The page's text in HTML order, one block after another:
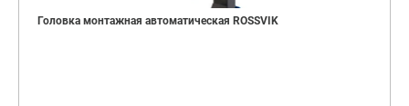
Головка монтажная автоматическая ROSSVIK